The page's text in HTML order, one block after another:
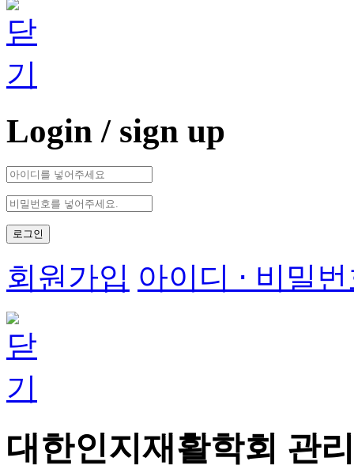
Login / sign up
로그인
회원가입 아이디 ⋅ 비밀
대한인지재활학회 관